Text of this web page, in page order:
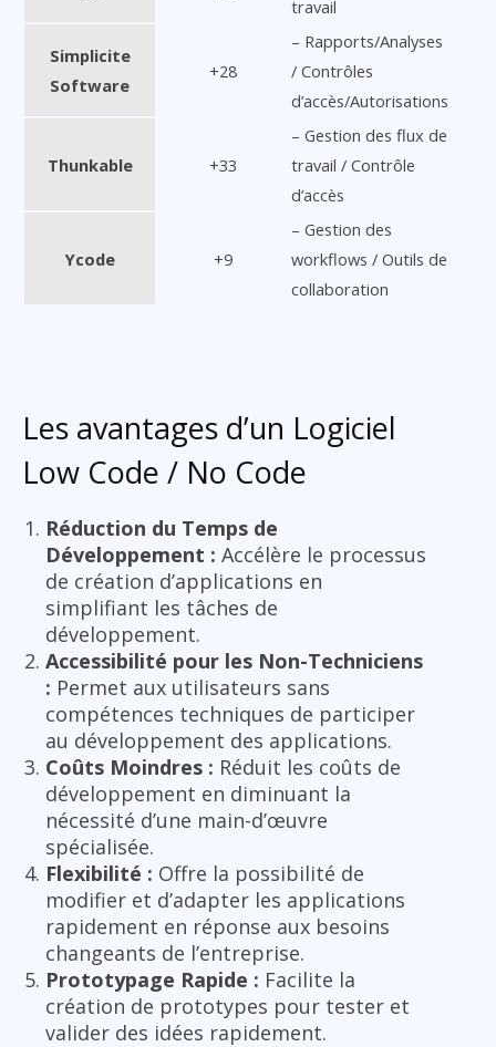
travail
Simplicite
Software
+28
– Rapports/Analyses
/ Contrôles
d’accès/Autorisations
Thunkable +33
– Gestion des flux de
travail / Contrôle
d’accès
Ycode +9
– Gestion des
workflows / Outils de
collaboration
Les avantages d’un Logiciel
Low Code / No Code
Réduction du Temps de
Développement : Accélère le processus
de création d’applications en
simplifiant les tâches de
développement.
Accessibilité pour les Non-Techniciens
: Permet aux utilisateurs sans
compétences techniques de participer
au développement des applications.
Coûts Moindres : Réduit les coûts de
développement en diminuant la
nécessité d’une main-d’œuvre
spécialisée.
Flexibilité : Offre la possibilité de
modifier et d’adapter les applications
rapidement en réponse aux besoins
changeants de l’entreprise.
Prototypage Rapide : Facilite la
création de prototypes pour tester et
valider des idées rapidement.